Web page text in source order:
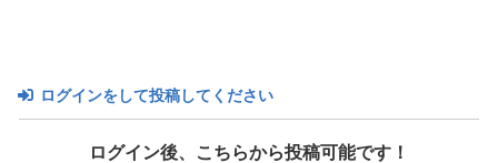
ログインをして投稿してください
ログイン後、こちらから投稿可能です！